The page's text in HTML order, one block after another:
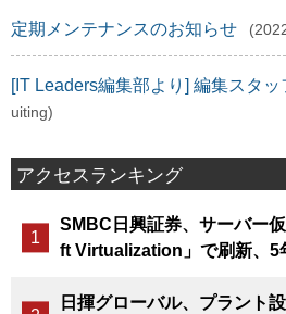
定期メンテナンスのお知らせ
[IT Leaders編集部より] 編集スタ
uiting)
アクセスランキング
SMBC日興証券、サーバー
ft Virtualization」で刷新、5
日揮グローバル、プラント